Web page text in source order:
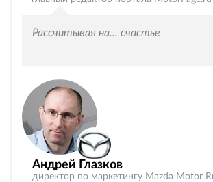
Рассчитывая на... счастье
Андрей Глазков
директор по маркетингу Mazda Motor